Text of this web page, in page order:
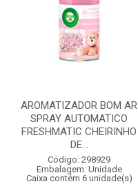
AROMATIZADOR BOM AR
SPRAY AUTOMATICO
FRESHMATIC CHEIRINHO
DE...
Código: 298929
Embalagem: Unidade
Caixa contém 6 unidade(s)